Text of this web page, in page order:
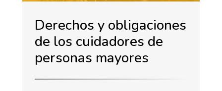
Derechos y obligaciones
de los cuidadores de
personas mayores